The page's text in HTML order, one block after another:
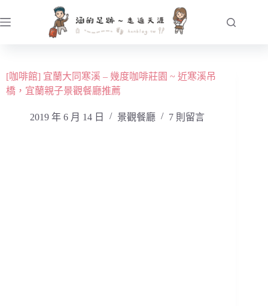
至
容[咖啡館] 宜蘭大同寒溪 – 幾度咖啡莊園 ~ 近寒溪吊
橋，宜蘭親子景觀餐廳推薦
2019 年 6 月 14 日 景觀餐廳 7 則留言